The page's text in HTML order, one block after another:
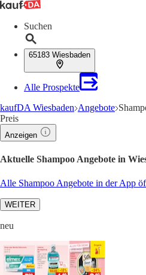
Suchen
65183 Wiesbaden
Alle Prospekte
kaufDA Wiesbaden Angebote
Preis
Anzeigen
Aktuelle Shampoo Angebote in
Alle Shampoo Angebote in der App
WEITER
neu